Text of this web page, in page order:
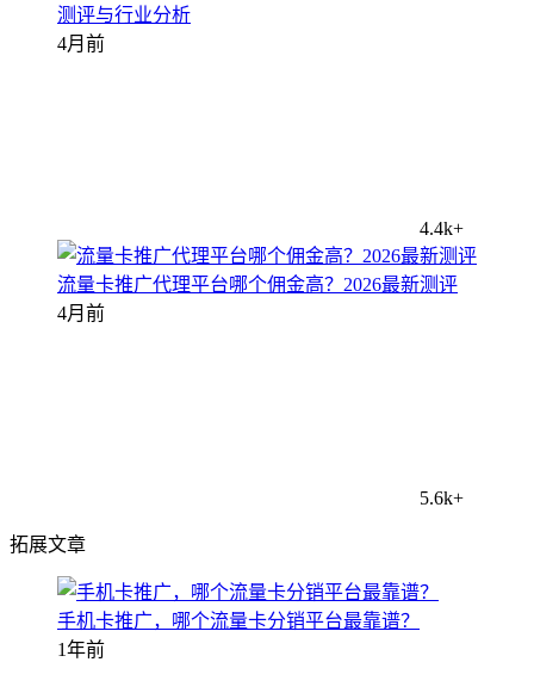
测评与行业分析
4月前
4.4k+
流量卡推广代理平台哪个佣金高？2026最新测评
4月前
5.6k+
拓展文章
手机卡推广，哪个流量卡分销平台最靠谱？
1年前